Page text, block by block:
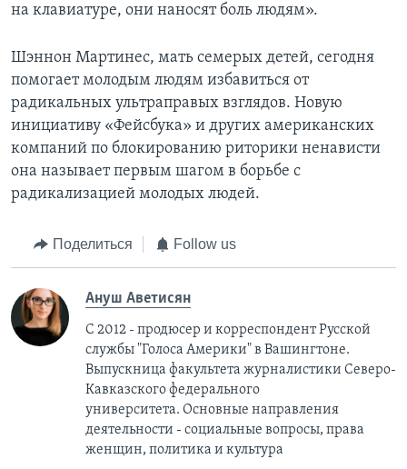
на клавиатуре, они наносят боль людям».
Шэннон Мартинес, мать семерых детей, сегодня
помогает молодым людям избавиться от
радикальных ультраправых взглядов. Новую
инициативу «Фейсбука» и других американских
компаний по блокированию риторики ненависти
она называет первым шагом в борьбе с
радикализацией молодых людей.
Поделиться Follow us
Ануш Аветисян
С 2012 - продюсер и корреспондент Русской
службы "Голоса Америки" в Вашингтоне.
Выпускница факультета журналистики Северо-
Кавказского федерального
университета. Основные направления
деятельности - социальные вопросы, права
женщин, политика и культура